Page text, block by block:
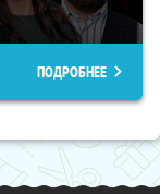
ПОДРОБНЕЕ